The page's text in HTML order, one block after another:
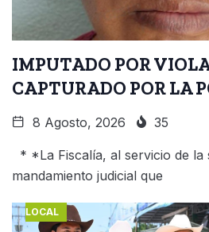
IMPUTADO POR
CAPTURADO POR LA
8 Agosto, 2026 35
* *La Fiscalía, al servicio de la
mandamiento judicial que
LOCAL